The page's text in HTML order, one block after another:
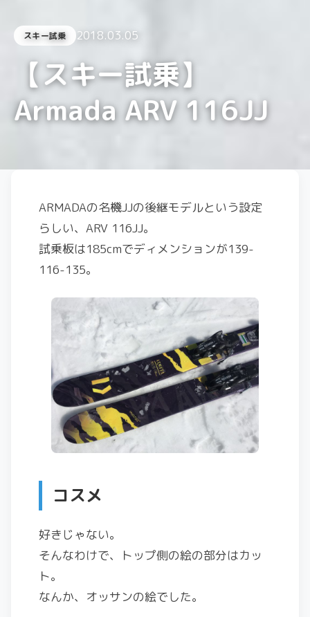
スキー試乗 2018.03.05
【スキー試乗】
Armada ARV 116JJ
ARMADAの名機JJの後継モデルという設定
らしい、ARV 116JJ。
試乗板は185cmでディメンションが139-
116-135。
コスメ
好きじゃない。
そんなわけで、トップ側の絵の部分はカッ
ト。
なんか、オッサンの絵でした。